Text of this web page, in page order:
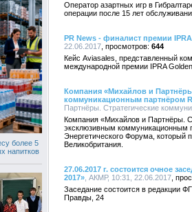
более 5
напитков
Оператор азартных игр в
операции после 15 лет
PR News - финалист премии
22.06.2017
644
Кейс Aviasales, представленный
международной премии IPRA
Компания «Михайлов и
коммуникационным партнёром
Партнёры. Стратегические
Компания «Михайлов и Партнёры.
эксклюзивным коммуникационным
Энергетического Форума, который
Великобритания.
27.06.2017 г. состоится очное
2017» , АКМР, 10:31, 22.06.2017
Заседание состоится в редакции
Правды, 24